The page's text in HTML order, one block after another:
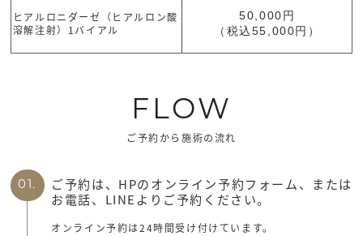
ヒアルロニダーゼ（ヒアルロン酸
溶解注射）1バイアル
50,000円
（税込55,000円）
FLOW
ご予約から施術の流れ
01.
ご予約は、HPのオンライン予約フォーム、または
お電話、LINEよりご予約ください。
オンライン予約は24時間受け付けています。